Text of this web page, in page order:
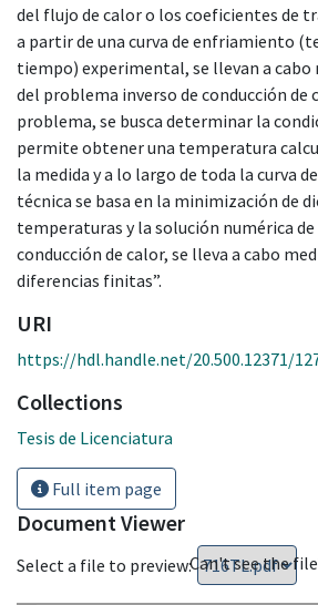
del flujo de calor o los coeficientes de
a partir de una curva de enfriamiento
tiempo) experimental, se llevan a
del problema inverso de conducción de
problema, se busca determinar la
permite obtener una temperatura
la medida y a lo largo de toda la curva
técnica se basa en la minimización de
temperaturas y la solución numérica de
conducción de calor, se lleva a cabo
diferencias finitas”.
URI
https://hdl.handle.net/20.500.12371/
Collections
Tesis de Licenciatura
Full item page
Document Viewer
Select a file to preview:Can't see the